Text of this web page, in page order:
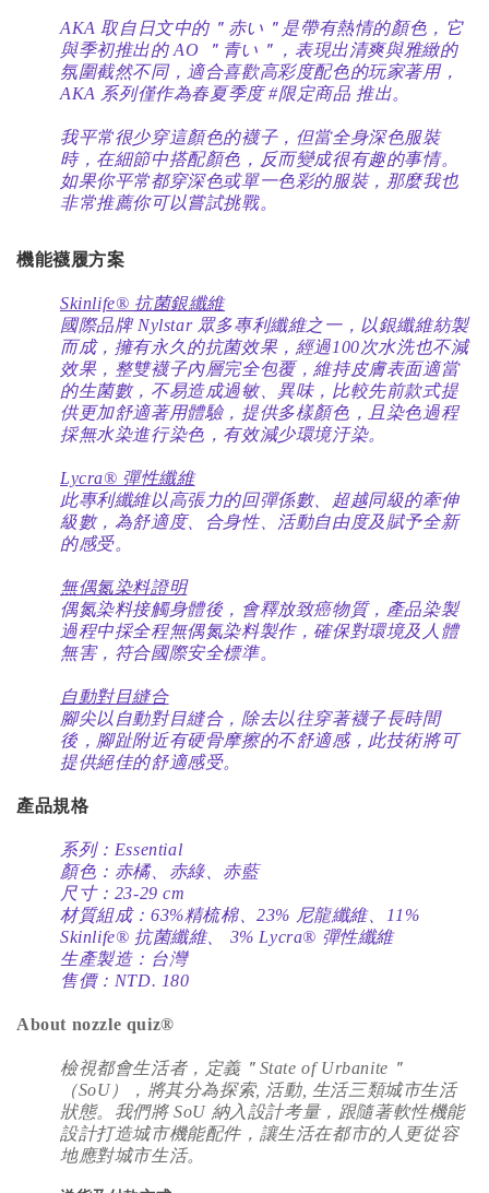
AKA 取自日文中的＂赤い＂是帶有熱情的顏色，它
與季初推出的 AO ＂青い＂ ， 表現出清爽與雅緻的
氛圍截然不同，適合喜歡高彩度配色的玩家著用，
AKA 系列僅作為春夏季度 #限定商品 推出。
我平常很少穿這顏色的襪子，但當全身深色服裝
時，在細節中搭配顏色，反而變成很有趣的事情。
如果你平常都穿深色或單一色彩的服裝，那麼我也
非常推薦你可以嘗試挑戰。
機能襪履方案
Skinlife® 抗菌銀纖維
國際品牌 Nylstar 眾多專利纖維之一，以銀纖維紡製
而成，擁有永久的抗菌效果，經過100次水洗也不減
效果，整雙襪子內層完全包覆，維持皮膚表面適當
的生菌數，不易造成過敏、異味，比較先前款式提
供更加舒適著用體驗，提供多樣顏色，且染色過程
採無水染進行染色，有效減少環境汙染。
Lycra® 彈性纖維
此專利纖維以高張力的回彈係數、超越同級的牽伸
級數，為舒適度、合身性、活動自由度及賦予全新
的感受。
無偶氮染料證明
偶氮染料接觸身體後，會釋放致癌物質，產品染製
過程中採全程無偶氮染料製作，確保對環境及人體
無害，符合國際安全標準。
自動對目縫合
腳尖以自動對目縫合，除去以往穿著襪子長時間
後，腳趾附近有硬骨摩擦的不舒適感，此技術將可
提供絕佳的舒適感受。
產品規格
系列：Essential
顏色：赤橘、赤綠、赤藍
尺寸：23-29 cm
材質組成：63%精梳棉、23% 尼龍纖維、11%
Skinlife® 抗菌纖維、 3% Lycra® 彈性纖維
生產製造：台灣
售價：NTD. 180
About nozzle quiz®
檢視都會生活者，定義＂State of Urbanite＂
（SoU），將其分為探索, 活動, 生活三類城市生活
狀態。我們將 SoU 納入設計考量，跟隨著軟性機能
設計打造城市機能配件，讓生活在都市的人更從容
地應對城市生活。